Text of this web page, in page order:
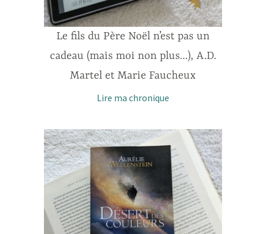
Le fils du Père Noël n’est pas un
cadeau (mais moi non plus…), A.D.
Martel et Marie Faucheux
Lire ma chronique